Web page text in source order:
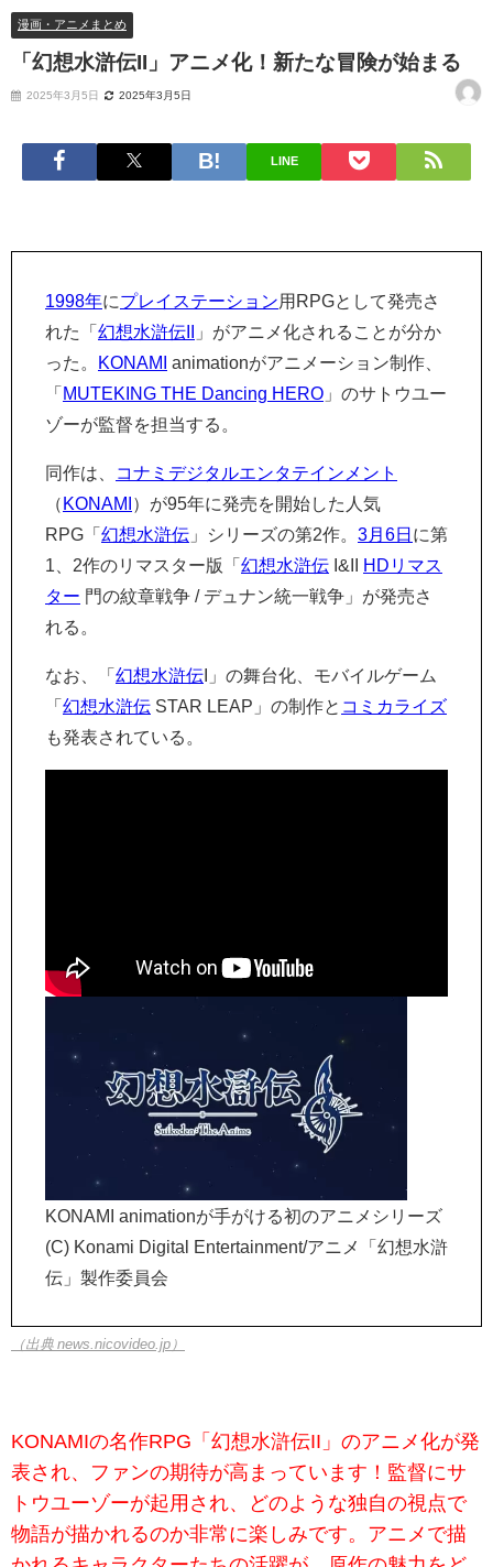
漫画・アニメまとめ
「幻想水滸伝II」アニメ化！新たな冒険が始まる
2025年3月5日 2025年3月5日
LINE
1998年にプレイステーション用RPGとして発売さ
れた「 幻想水滸伝II
」がアニメ化されることが分か
った。
KONAMI
animationがアニメーション制作、
「 MUTEKING THE Dancing HERO 」のサトウユー
ゾーが監督を担当する。
同作は、
コナミデジタルエンタテインメント
（ KONAMI ）が95年に発売を開始した人気
RPG「 幻想水滸伝 」シリーズの第2作。 3月6日 に第
1、2作のリマスター版「 幻想水滸伝 I&II
HDリマス
ター 門の紋章戦争 / デュナン統一戦争」が発売さ
れる。
なお、「 幻想水滸伝 I」の舞台化、モバイルゲーム
「 幻想水滸伝 STAR LEAP」の制作と コミカライズ
も発表されている。
KONAMI animationが手がける初のアニメシリーズ
(C) Konami Digital Entertainment/アニメ「幻想水滸
伝」製作委員会
（出典 news.nicovideo.jp）
KONAMIの名作RPG「幻想水滸伝II」のアニメ化が発
表され、ファンの期待が高まっています！監督にサ
トウユーゾーが起用され、どのような独自の視点で
物語が描かれるのか非常に楽しみです。アニメで描